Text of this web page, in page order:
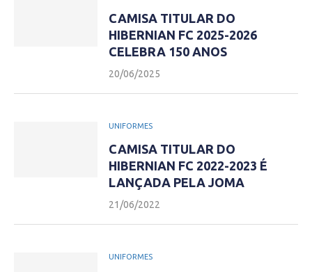
CAMISA TITULAR DO
HIBERNIAN FC 2025-2026
CELEBRA 150 ANOS
20/06/2025
UNIFORMES
CAMISA TITULAR DO
HIBERNIAN FC 2022-2023 É
LANÇADA PELA JOMA
21/06/2022
UNIFORMES